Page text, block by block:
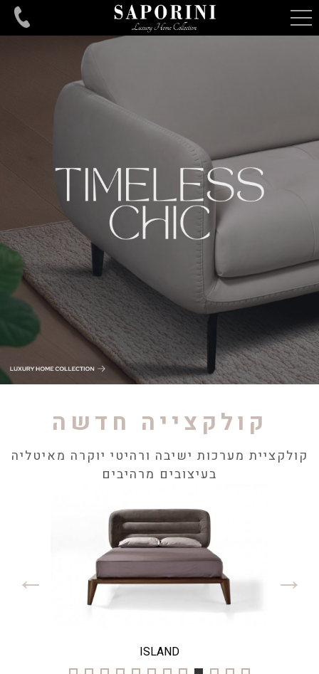
קולקצייה חדשה
קולקציית מערכות ישיבה ורהיטי יוקרה מאיטליה
בעיצובים מרהיבים
ISLAND